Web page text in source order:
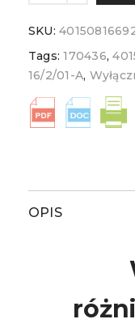
SKU:
Tags:170436,
16/2/01-A,
OPIS